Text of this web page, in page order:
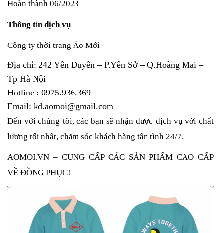
Hoàn thành 06/2023
Thông tin dịch vụ
Công ty thời trang Áo Mới
Địa chỉ: 242 Yên Duyên – P.Yên Sở – Q.Hoàng Mai –
Tp Hà Nội
Hotline : 0975.936.369
Email: kd.aomoi@gmail.com
Đến với chúng tôi, các bạn sẽ nhận được dịch vụ với chất
lượng tốt nhất, chăm sóc khách hàng tận tình 24/7.
AOMOI.VN – CUNG CẤP CÁC SẢN PHẨM CAO CẤP
VỀ ĐỒNG PHỤC!